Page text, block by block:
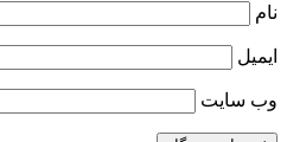
نام
ایمیل
وب‌ سایت